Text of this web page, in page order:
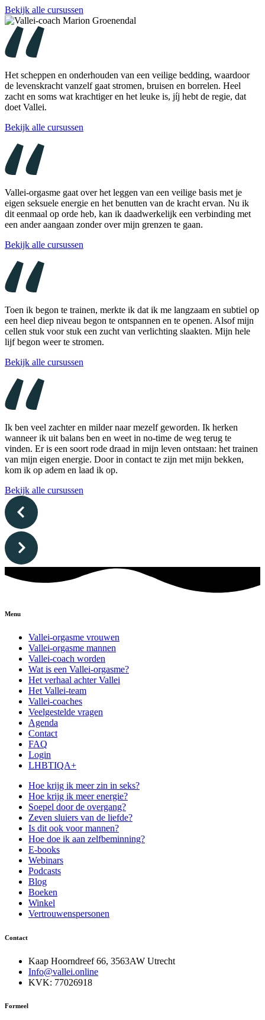
Bekijk alle cursussen
Het scheppen en onderhouden van een veilige bedding, waardoor
de levenskracht vanzelf gaat stromen, bruisen en borrelen. Heel
zacht en soms wat krachtiger en het leuke is, jíj hebt de regie, dat
doet Vallei.
Bekijk alle cursussen
Vallei-orgasme gaat over het leggen van een veilige basis met je
eigen seksuele energie en het benutten van de kracht ervan. Nu ik
dit eenmaal op orde heb, kan ik daadwerkelijk een verbinding met
een ander aangaan zonder over mijn grenzen te gaan.
Bekijk alle cursussen
Toen ik begon te trainen, merkte ik dat ik me langzaam en subtiel op
een heel diep niveau begon te ontspannen en te openen. Alsof mijn
cellen stuk voor stuk een zucht van verlichting slaakten. Mijn hele
lijf begon weer te stromen.
Bekijk alle cursussen
Ik ben veel zachter en milder naar mezelf geworden. Ik herken
wanneer ik uit balans ben en weet in no-time de weg terug te
vinden. Er is een soort rode draad in mijn leven ontstaan: het trainen
van mijn eigen energie. Door in contact te zijn met mijn bekken,
kom ik op adem en laad ik op.
Bekijk alle cursussen
Menu
Vallei-orgasme vrouwen
Vallei-orgasme mannen
Vallei-coach worden
Wat is een Vallei-orgasme?
Het verhaal achter Vallei
Het Vallei-team
Vallei-coaches
Veelgestelde vragen
Agenda
Contact
FAQ
Login
LHBTIQA+
Hoe krijg ik meer zin in seks?
Hoe krijg ik meer energie?
Soepel door de overgang?
Zeven sluiers van de liefde?
Is dit ook voor mannen?
Hoe doe ik aan zelfbeminning?
E-books
Webinars
Podcasts
Blog
Boeken
Winkel
Vertrouwenspersonen
Contact
Kaap Hoorndreef 66, 3563AW Utrecht
Info@vallei.online
KVK: 77026918
Formeel